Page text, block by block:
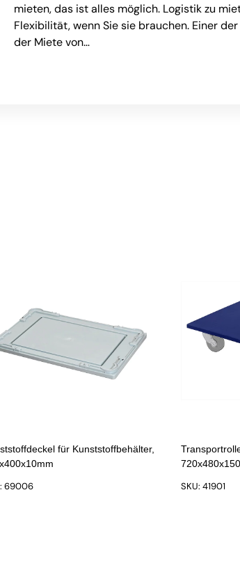
mieten, das ist alles möglich. Logistik zu
Flexibilität, wenn Sie sie brauchen. Einer
der Miete von…
für Kunststoffbehälter,
69006 SKU: 41901